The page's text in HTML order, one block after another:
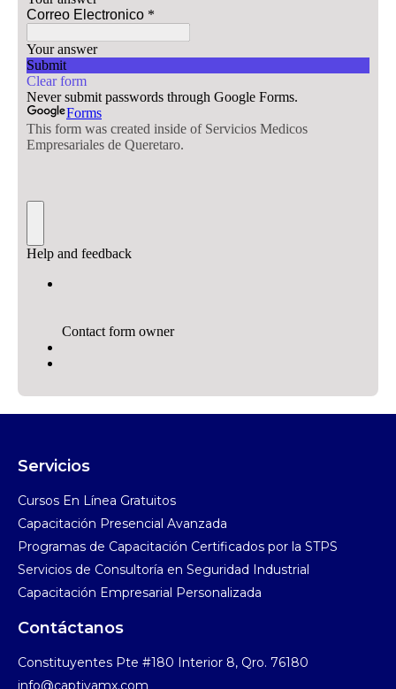
Servicios
Cursos En Línea Gratuitos​
Capacitación Presencial Avanzada​
Programas de Capacitación Certificados por la STPS​
Servicios de Consultoría en Seguridad Industrial​
Capacitación Empresarial Personalizada
Contáctanos
Constituyentes Pte #180 Interior 8, Qro. 76180